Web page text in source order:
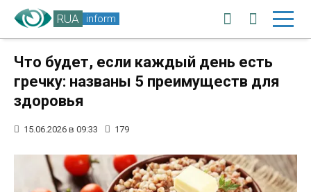
RUA inform
Что будет, если каждый день есть
гречку: названы 5 преимуществ для
здоровья
15.06.2026 в 09:33 179